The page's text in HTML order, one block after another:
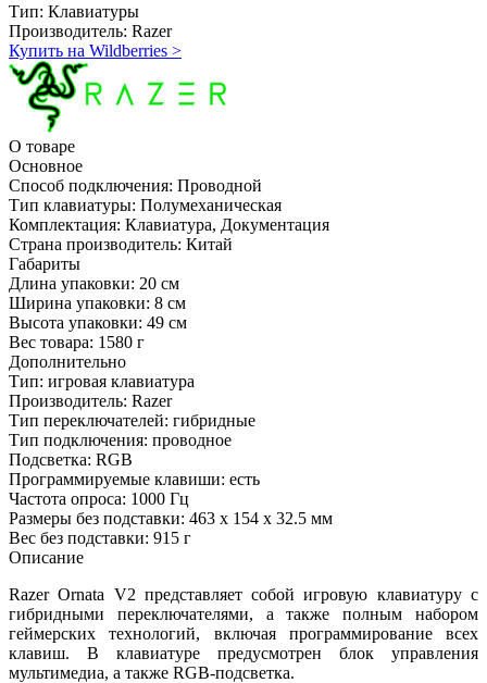
Тип: Клавиатуры
Производитель: Razer
Купить на Wildberries >
О товаре
Основное
Способ подключения: Проводной
Тип клавиатуры: Полумеханическая
Комплектация: Клавиатура, Документация
Страна производитель: Китай
Габариты
Длина упаковки: 20 см
Ширина упаковки: 8 см
Высота упаковки: 49 см
Вес товара: 1580 г
Дополнительно
Тип: игровая клавиатура
Производитель: Razer
Тип переключателей: гибридные
Тип подключения: проводное
Подсветка: RGB
Программируемые клавиши: есть
Частота опроса: 1000 Гц
Размеры без подставки: 463 х 154 х 32.5 мм
Вес без подставки: 915 г
Описание
Razer Ornata V2 представляет собой игровую клавиатуру с
гибридными переключателями, а также полным набором
геймерских технологий, включая программирование всех
клавиш. В клавиатуре предусмотрен блок управления
мультимедиа, а также RGB-подсветка.